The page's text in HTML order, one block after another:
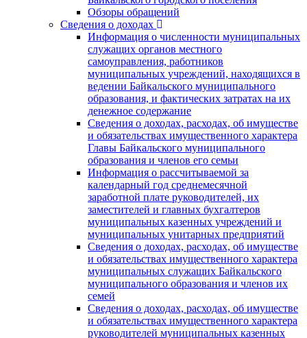
Обзоры обращений
Сведения о доходах
Информация о численности муниципальных
служащих органов местного
самоуправления, работников
муниципальных учреждений, находящихся в
ведении Байкальского муниципального
образования, и фактических затратах на их
денежное содержание
Сведения о доходах, расходах, об имуществе
и обязательствах имущественного характера
Главы Байкальского муниципального
образования и членов его семьи
Информация о рассчитываемой за
календарный год среднемесячной
заработной плате руководителей, их
заместителей и главных бухгалтеров
муниципальных казенных учреждений и
муниципальных унитарных предприятий
Сведения о доходах, расходах, об имуществе
и обязательствах имущественного характера
муниципальных служащих Байкальского
муниципального образования и членов их
семей
Сведения о доходах, расходах, об имуществе
и обязательствах имущественного характера
руководителей муниципальных казенных